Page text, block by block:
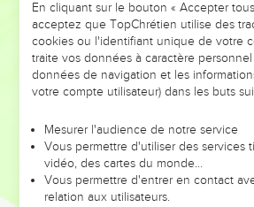
Dieu, Dieu les a livrés à une mentalité
commettre des choses indignes ;
ils sont remplis de toute espèce
méchanceté, de cupidité, de perfidie ;
meurtre, de discorde, de fraude, de vice
rapporteurs, médisants, impies,
fanfarons, ingénieux au mal, rebelles à
intelligence,
sans loyauté, sans affection, [sans
En cliquant sur le bouton « Accepter
acceptez que TopChrétien utilise des
cookies ou l'identifiant unique de votre
traite vos données à caractère
données de navigation et les
votre compte utilisateur) dans les buts
Mesurer l'audience de notre service
Vous permettre d'utiliser des services
vidéo, des cartes du monde…
Vous permettre d'entrer en contact
relation aux utilisateurs.